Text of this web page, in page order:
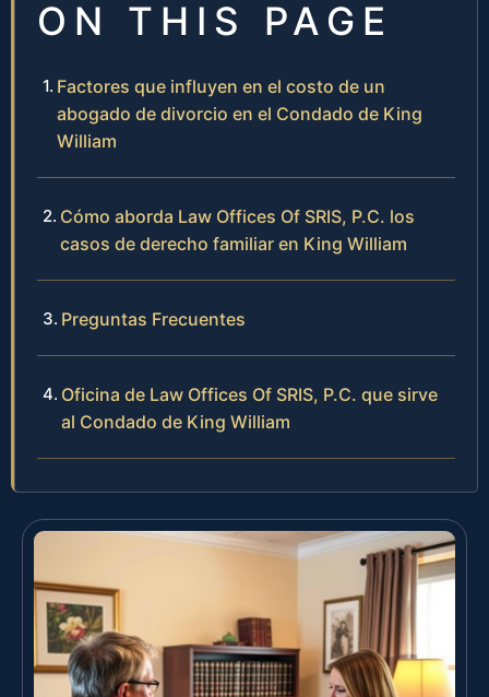
ON THIS PAGE
Factores que influyen en el costo de un
abogado de divorcio en el Condado de King
William
Cómo aborda Law Offices Of SRIS, P.C. los
casos de derecho familiar en King William
Preguntas Frecuentes
Oficina de Law Offices Of SRIS, P.C. que sirve
al Condado de King William